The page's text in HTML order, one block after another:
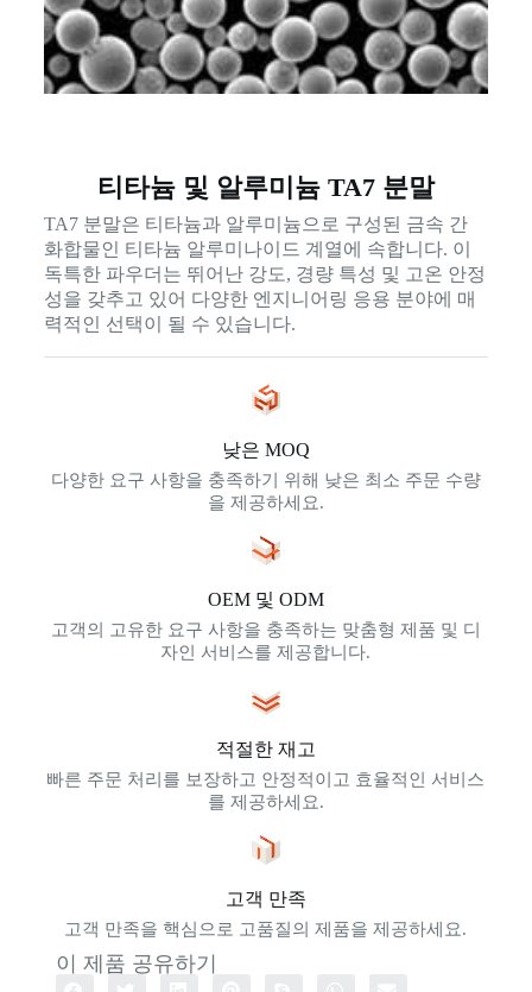
티타늄 및 알루미늄 TA7 분말
TA7 분말은 티타늄과 알루미늄으로 구성된 금속 간
화합물인 티타늄 알루미나이드 계열에 속합니다. 이
독특한 파우더는 뛰어난 강도, 경량 특성 및 고온 안정
성을 갖추고 있어 다양한 엔지니어링 응용 분야에 매
력적인 선택이 될 수 있습니다.
낮은 MOQ
다양한 요구 사항을 충족하기 위해 낮은 최소 주문 수량
을 제공하세요.
OEM 및 ODM
고객의 고유한 요구 사항을 충족하는 맞춤형 제품 및 디
자인 서비스를 제공합니다.
적절한 재고
빠른 주문 처리를 보장하고 안정적이고 효율적인 서비스
를 제공하세요.
고객 만족
고객 만족을 핵심으로 고품질의 제품을 제공하세요.
이 제품 공유하기